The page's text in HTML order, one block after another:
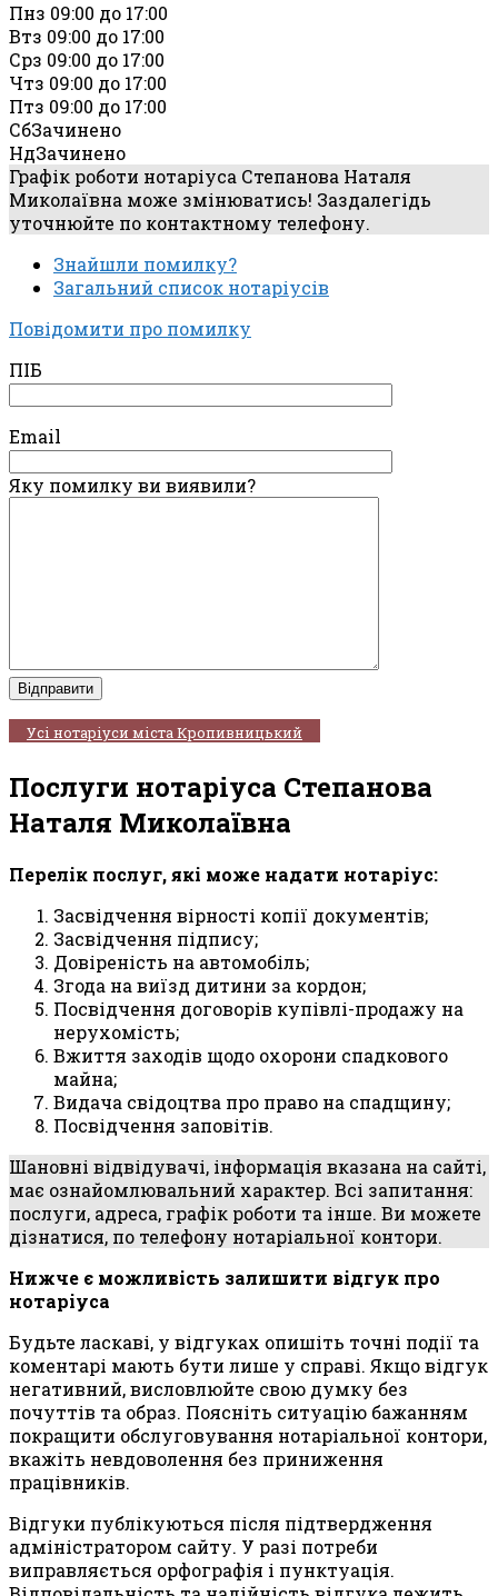
Пнз 09:00 до 17:00
Втз 09:00 до 17:00
Срз 09:00 до 17:00
Чтз 09:00 до 17:00
Птз 09:00 до 17:00
СбЗачинено
НдЗачинено
Графік роботи нотаріуса Степанова Наталя
Миколаївна може змінюватись! Заздалегідь
уточнюйте по контактному телефону.
Знайшли помилку?
Загальний список нотаріусів
Повідомити про помилку
ПІБ
Email
Яку помилку ви виявили?
Усі нотаріуси міста Кропивницький
Послуги нотаріуса Степанова
Наталя Миколаївна
Перелік послуг, які може надати нотаріус:
Засвідчення вірності копії документів;
Засвідчення підпису;
Довіреність на автомобіль;
Згода на виїзд дитини за кордон;
Посвідчення договорів купівлі-продажу на
нерухомість;
Вжиття заходів щодо охорони спадкового
майна;
Видача свідоцтва про право на спадщину;
Посвідчення заповітів.
Шановні відвідувачі, інформація вказана на сайті,
має ознайомлювальний характер. Всі запитання:
послуги, адреса, графік роботи та інше. Ви можете
дізнатися, по телефону нотаріальної контори.
Нижче є можливість залишити відгук про
нотаріуса
Будьте ласкаві, у відгуках опишіть точні події та
коментарі мають бути лише у справі. Якщо відгук
негативний, висловлюйте свою думку без
почуттів та образ. Поясніть ситуацію бажанням
покращити обслуговування нотаріальної контори,
вкажіть невдоволення без приниження
працівників.
Відгуки публікуються після підтвердження
адміністратором сайту. У разі потреби
виправляється орфографія і пунктуація.